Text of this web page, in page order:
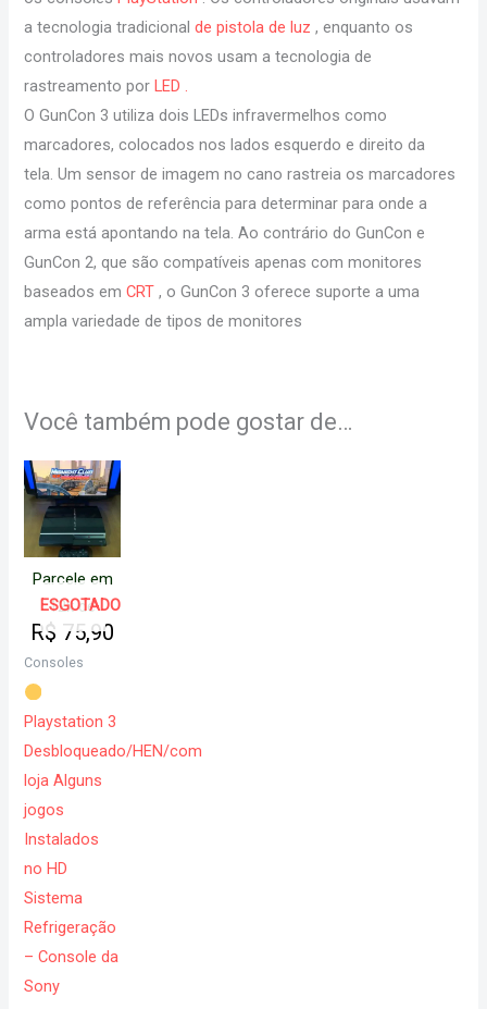
a tecnologia tradicionalde pistola de luz , enquanto os
controladores mais novos usam a tecnologia de
rastreamento porLED .
O GunCon 3 utiliza dois LEDs infravermelhos como
marcadores, colocados nos lados esquerdo e direito da
tela. Um sensor de imagem no cano rastreia os marcadores
como pontos de referência para determinar para onde a
arma está apontando na tela. Ao contrário do GunCon e
GunCon 2, que são compatíveis apenas com monitores
baseados emCRT , o GunCon 3 oferece suporte a uma
ampla variedade de tipos de monitores
Você também pode gostar de…
ESGOTADO
Parcele em
12x de
R$ 75,90
Consoles
Playstation 3
Desbloqueado/HEN/com
loja Alguns
jogos
Instalados
no HD
Sistema
Refrigeração
– Console da
Sony